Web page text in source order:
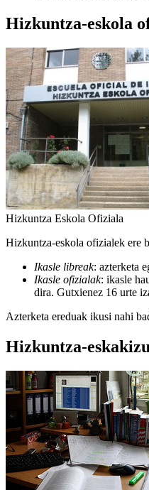
Hizkuntza-eskola
Hizkuntza Eskola Ofiziala
Hizkuntza-eskola ofizialek ere
Ikasle libreak: azterketa
Ikasle ofizialak: ikasle
dira. Gutxienez 16 urte
Azterketa ereduak ikusi nahi
Hizkuntza-